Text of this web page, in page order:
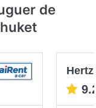
de
Hertz